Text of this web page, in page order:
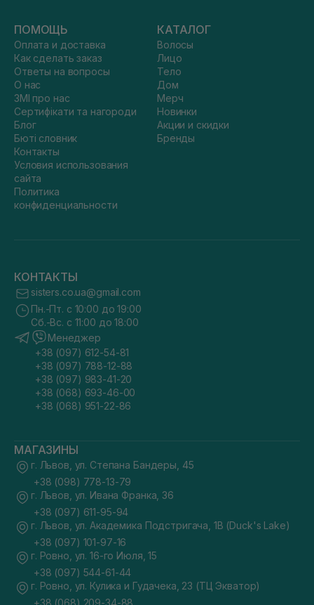
ПОМОЩЬ
Оплата и доставка
Как сделать заказ
Ответы на вопросы
О нас
ЗМІ про нас
Сертифікати та нагороди
Блог
Бюті словник
Контакты
Условия использования
сайта
Политика
конфиденциальности
КАТАЛОГ
Волосы
Лицо
Тело
Дом
Мерч
Новинки
Акции и скидки
Бренды
КОНТАКТЫ
sisters.co.ua@gmail.com
Пн.-Пт. с 10:00 до 19:00
Сб.-Вс. с 11:00 до 18:00
Менеджер
+38 (097) 612-54-81
+38 (097) 788-12-88
+38 (097) 983-41-20
+38 (068) 693-46-00
+38 (068) 951-22-86
МАГАЗИНЫ
г. Львов, ул. Степана Бандеры, 45
+38 (098) 778-13-79
г. Львов, ул. Ивана Франка, 36
+38 (097) 611-95-94
г. Львов, ул. Академика Подстригача, 1В (Duck's Lake)
+38 (097) 101-97-16
г. Ровно, ул. 16-го Июля, 15
+38 (097) 544-61-44
г. Ровно, ул. Кулика и Гудачека, 23 (ТЦ Экватор)
+38 (068) 209-34-88